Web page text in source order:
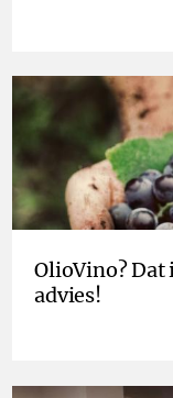
OlioVino?
advies!